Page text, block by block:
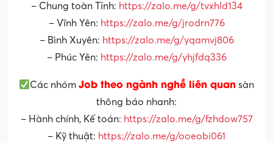
– Chung toàn Tỉnh: https://zalo.me/g/tvxhld134
– Vĩnh Yên: https://zalo.me/g/jrodrn776
– Bình Xuyên: https://zalo.me/g/yqamvj806
– Phúc Yên: https://zalo.me/g/yhjfdq336
Các nhómJob theo ngành nghề liên quan sàn
thông báo nhanh:
– Hành chính, Kế toán: https://zalo.me/g/fzhdow757
– Kỹ thuật: https://zalo.me/g/ooeobi061